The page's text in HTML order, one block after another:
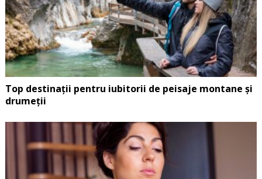
Top destinații pentru iubitorii de peisaje montane și
drumeții